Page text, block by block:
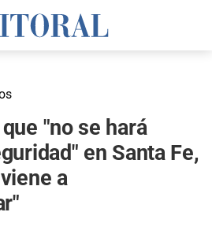
"no se hará
en Santa Fe,
a